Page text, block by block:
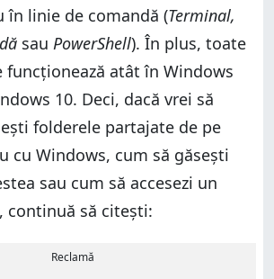
în linie de comandă (Terminal,
sau PowerShell). În plus, toate
funcționează atât în Windows
10. Deci, dacă vrei să
folderele partajate de pe
cu Windows, cum să găsești
sau cum să accesezi un
continuă să citești:
Reclamă